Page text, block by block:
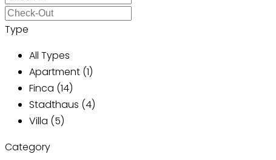
Type
All Types
Apartment (1)
Finca (14)
Stadthaus (4)
Villa (5)
Category